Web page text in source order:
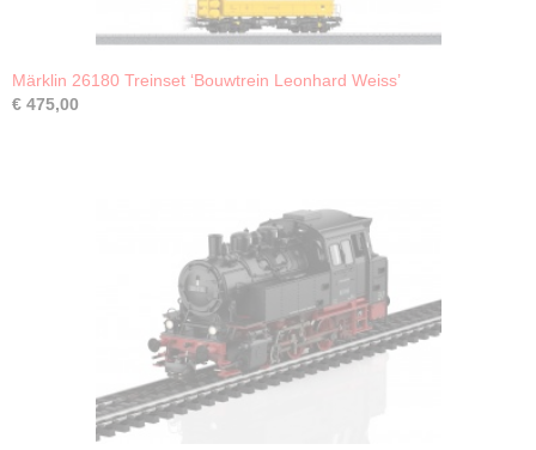
Märklin 26180 Treinset ‘Bouwtrein Leonhard Weiss’
€ 475,00